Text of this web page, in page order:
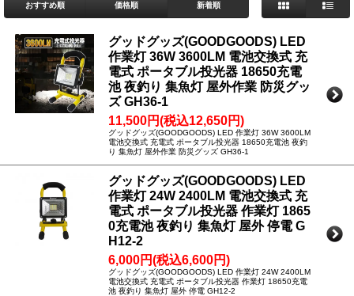
おすすめ順 価格順 新着順
グッドグッズ(GOODGOODS) LED
作業灯 36W 3600LM 電池交換式 充
電式 ポータブル投光器 18650充電
池 夜釣り 集魚灯 屋外作業 防災グッ
ズ GH36-1
11,500円(税込12,650円)
グッドグッズ(GOODGOODS) LED 作業灯 36W 3600LM
電池交換式 充電式 ポータブル投光器 18650充電池 夜釣
り 集魚灯 屋外作業 防災グッズ GH36-1
グッドグッズ(GOODGOODS) LED
作業灯 24W 2400LM 電池交換式 充
電式 ポータブル投光器 作業灯 1865
0充電池 夜釣り 集魚灯 屋外 停電 G
H12-2
6,000円(税込6,600円)
グッドグッズ(GOODGOODS) LED 作業灯 24W 2400LM
電池交換式 充電式 ポータブル投光器 作業灯 18650充電
池 夜釣り 集魚灯 屋外 停電 GH12-2